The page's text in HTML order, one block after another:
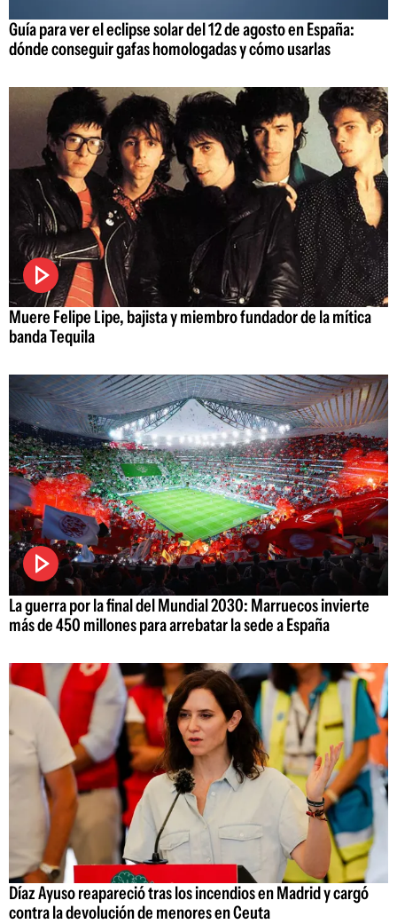
Guía para ver el eclipse solar del 12 de agosto en España:
dónde conseguir gafas homologadas y cómo usarlas
Muere Felipe Lipe, bajista y miembro fundador de la mítica
banda Tequila
La guerra por la final del Mundial 2030: Marruecos invierte
más de 450 millones para arrebatar la sede a España
Díaz Ayuso reapareció tras los incendios en Madrid y cargó
contra la devolución de menores en Ceuta